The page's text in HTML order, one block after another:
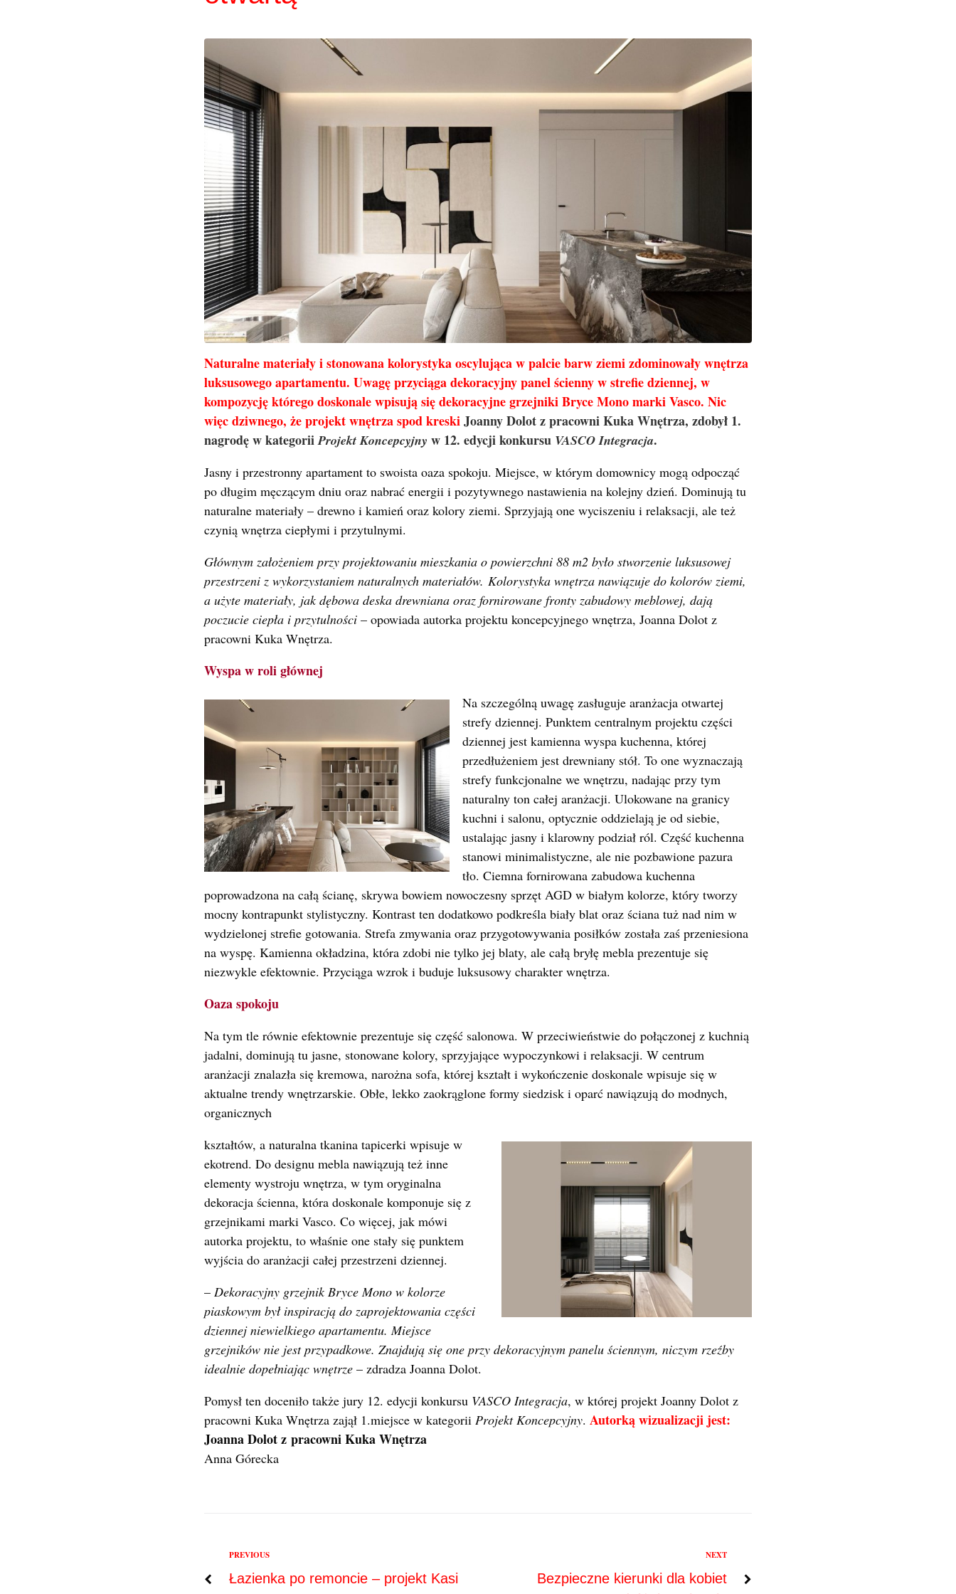
Naturalne materiały i stonowana kolorystyka oscylująca w palcie barw ziemi zdominowały wnętrza
luksusowego apartamentu. Uwagę przyciąga dekoracyjny panel ścienny w strefie dziennej, w
kompozycję którego doskonale wpisują się dekoracyjne grzejniki Bryce Mono marki Vasco. Nic
więc dziwnego, że projekt wnętrza spod kreskiJoanny Dolot z pracowni Kuka Wnętrza, zdobył 1.
nagrodę w kategoriiProjekt Koncepcyjny w 12. edycji konkursu VASCO Integracja.
Jasny i przestronny apartament to swoista oaza spokoju. Miejsce, w którym domownicy mogą odpocząć
po długim męczącym dniu oraz nabrać energii i pozytywnego nastawienia na kolejny dzień. Dominują tu
naturalne materiały – drewno i kamień oraz kolory ziemi. Sprzyjają one wyciszeniu i relaksacji, ale też
czynią wnętrza ciepłymi i przytulnymi.
Głównym założeniem przy projektowaniu mieszkania o powierzchni 88 m2 było stworzenie luksusowej
przestrzeni z wykorzystaniem naturalnych materiałów. Kolorystyka wnętrza nawiązuje do kolorów ziemi,
a użyte materiały, jak dębowa deska drewniana oraz fornirowane fronty zabudowy meblowej, dają
poczucie ciepła i przytulności – opowiada autorka projektu koncepcyjnego wnętrza, Joanna Dolot z
pracowni Kuka Wnętrza.
Wyspa w roli głównej
Na szczególną uwagę zasługuje aranżacja otwartej
strefy dziennej. Punktem centralnym projektu części
dziennej jest kamienna wyspa kuchenna, której
przedłużeniem jest drewniany stół. To one wyznaczają
strefy funkcjonalne we wnętrzu, nadając przy tym
naturalny ton całej aranżacji. Ulokowane na granicy
kuchni i salonu, optycznie oddzielają je od siebie,
ustalając jasny i klarowny podział ról. Część kuchenna
stanowi minimalistyczne, ale nie pozbawione pazura
tło. Ciemna fornirowana zabudowa kuchenna
poprowadzona na całą ścianę, skrywa bowiem nowoczesny sprzęt AGD w białym kolorze, który tworzy
mocny kontrapunkt stylistyczny. Kontrast ten dodatkowo podkreśla biały blat oraz ściana tuż nad nim w
wydzielonej strefie gotowania. Strefa zmywania oraz przygotowywania posiłków została zaś przeniesiona
na wyspę. Kamienna okładzina, która zdobi nie tylko jej blaty, ale całą bryłę mebla prezentuje się
niezwykle efektownie. Przyciąga wzrok i buduje luksusowy charakter wnętrza.
Oaza spokoju
Na tym tle równie efektownie prezentuje się część salonowa. W przeciwieństwie do połączonej z kuchnią
jadalni, dominują tu jasne, stonowane kolory, sprzyjające wypoczynkowi i relaksacji. W centrum
aranżacji znalazła się kremowa, narożna sofa, której kształt i wykończenie doskonale wpisuje się w
aktualne trendy wnętrzarskie. Obłe, lekko zaokrąglone formy siedzisk i oparć nawiązują do modnych,
organicznych
kształtów, a naturalna tkanina tapicerki wpisuje w
ekotrend. Do designu mebla nawiązują też inne
elementy wystroju wnętrza, w tym oryginalna
dekoracja ścienna, która doskonale komponuje się z
grzejnikami marki Vasco. Co więcej, jak mówi
autorka projektu, to właśnie one stały się punktem
wyjścia do aranżacji całej przestrzeni dziennej.
– Dekoracyjny grzejnik Bryce Mono w kolorze
piaskowym był inspiracją do zaprojektowania części
dziennej niewielkiego apartamentu. Miejsce
grzejników nie jest przypadkowe. Znajdują się one przy dekoracyjnym panelu ściennym, niczym rzeźby
idealnie dopełniając wnętrze – zdradza Joanna Dolot.
Pomysł ten doceniło także jury 12. edycji konkursu VASCO Integracja, w której projekt Joanny Dolot z
pracowni Kuka Wnętrza zajął 1.miejsce w kategorii Projekt Koncepcyjny. Autorką wizualizacji jest:
Joanna Dolot z pracowni Kuka Wnętrza
Anna Górecka
Nawigacja
Previous
PREVIOUS
Łazienka po remoncie – projekt Kasi
NEXT
Bezpieczne kierunki dla kobiet